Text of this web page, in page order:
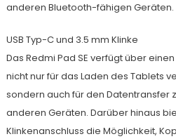
anderen Bluetooth-fähigen Geräten.
USB Typ-C und 3.5 mm Klinke
Das Redmi Pad SE verfügt über
nicht nur für das Laden des Tablets
sondern auch für den Datentransfer
anderen Geräten. Darüber hinaus
Klinkenanschluss die Möglichkeit,